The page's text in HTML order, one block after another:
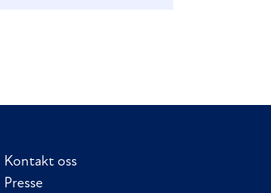
Kontakt oss
Presse